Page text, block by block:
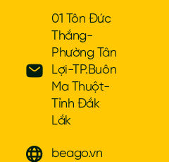
01 Tôn Đức
Thắng-
Phường Tân
Lợi-TP.Buôn
Ma Thuột-
Tỉnh Đắk
Lắk
beago.vn